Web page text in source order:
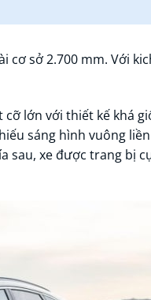
cơ sở 2.700 mm. Với
lớn với thiết kế khá
sáng hình vuông
xe được trang bị